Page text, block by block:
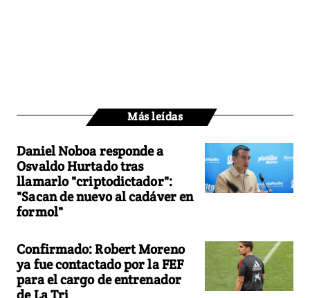
Más leídas
Daniel Noboa responde a
Osvaldo Hurtado tras
llamarlo "criptodictador":
"Sacan de nuevo al cadáver en
formol"
Confirmado: Robert Moreno
ya fue contactado por la FEF
para el cargo de entrenador
de La Tri